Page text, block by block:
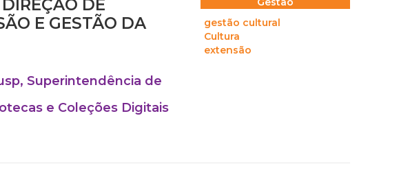
DE
E GESTÃO DA
Superintendência de
e Coleções Digitais
gestão cultural
Cultura
extensão